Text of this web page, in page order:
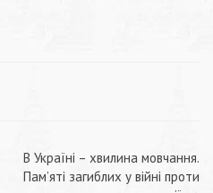
В Україні – хвилина мовчання.
Пам’яті загиблих у війні проти